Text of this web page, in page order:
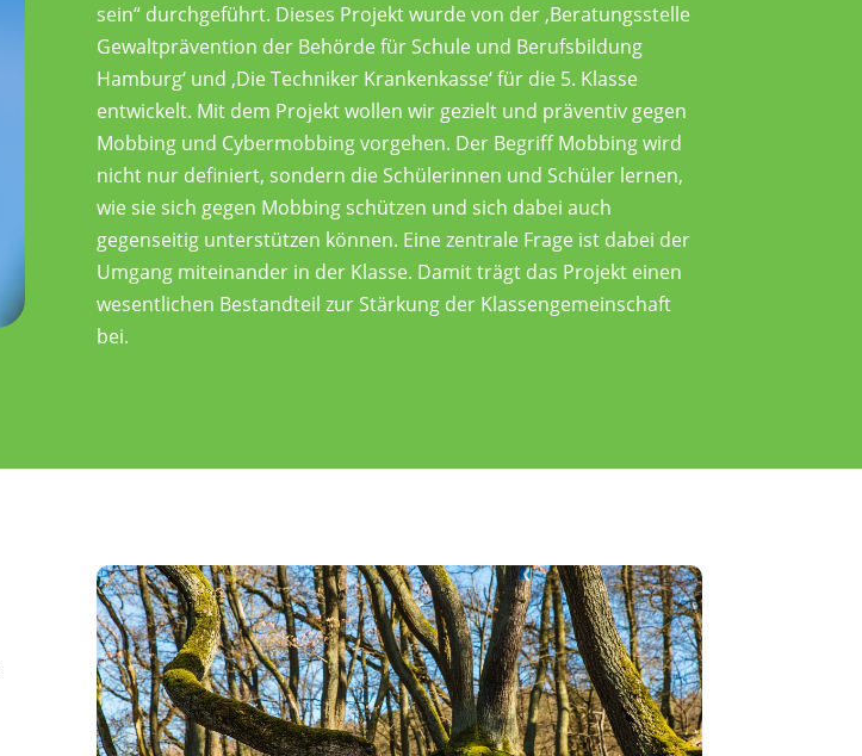
sein“ durchgeführt. Dieses Projekt wurde von der ‚Beratungsstelle
Gewaltprävention der Behörde für Schule und Berufsbildung
Hamburg‘ und ‚Die Techniker Krankenkasse‘ für die 5. Klasse
entwickelt. Mit dem Projekt wollen wir gezielt und präventiv gegen
Mobbing und Cybermobbing vorgehen. Der Begriff Mobbing wird
nicht nur definiert, sondern die Schülerinnen und Schüler lernen,
wie sie sich gegen Mobbing schützen und sich dabei auch
gegenseitig unterstützen können. Eine zentrale Frage ist dabei der
Umgang miteinander in der Klasse. Damit trägt das Projekt einen
wesentlichen Bestandteil zur Stärkung der Klassengemeinschaft
bei.